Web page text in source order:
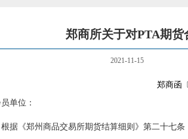
郑商所关于对PTA期
2021-11-15
郑商函
单位：
根据《郑州商品交易所期货结算细则》第二十七